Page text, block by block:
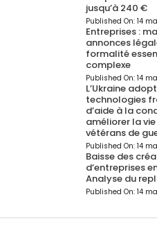
jusqu’à 240 €
Published On: 14
Entreprises :
annonces
formalité
complexe
Published On: 14
L’Ukraine
technologies
d’aide à la
améliorer la
vétérans de
Published On: 14
Baisse des
d’entreprises
Analyse du
Published On: 14